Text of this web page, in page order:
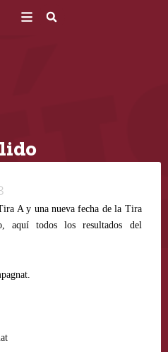
A y una nueva fecha de la Tira
aquí todos los resultados del